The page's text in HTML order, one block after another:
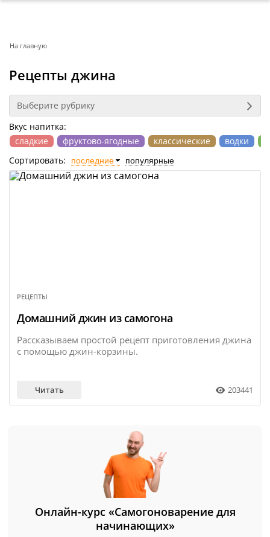
На главную
Рецепты джина
Выберите рубрику
Вкус напитка:
сладкие
фруктово-ягодные классические водки
Сортировать:
РЕЦЕПТЫ
Домашний джин из самогона
Рассказываем простой рецепт приготовления джина
с помощью джин-корзины.
Читать 203441
Онлайн-курс «Самогоноварение для
начинающих»